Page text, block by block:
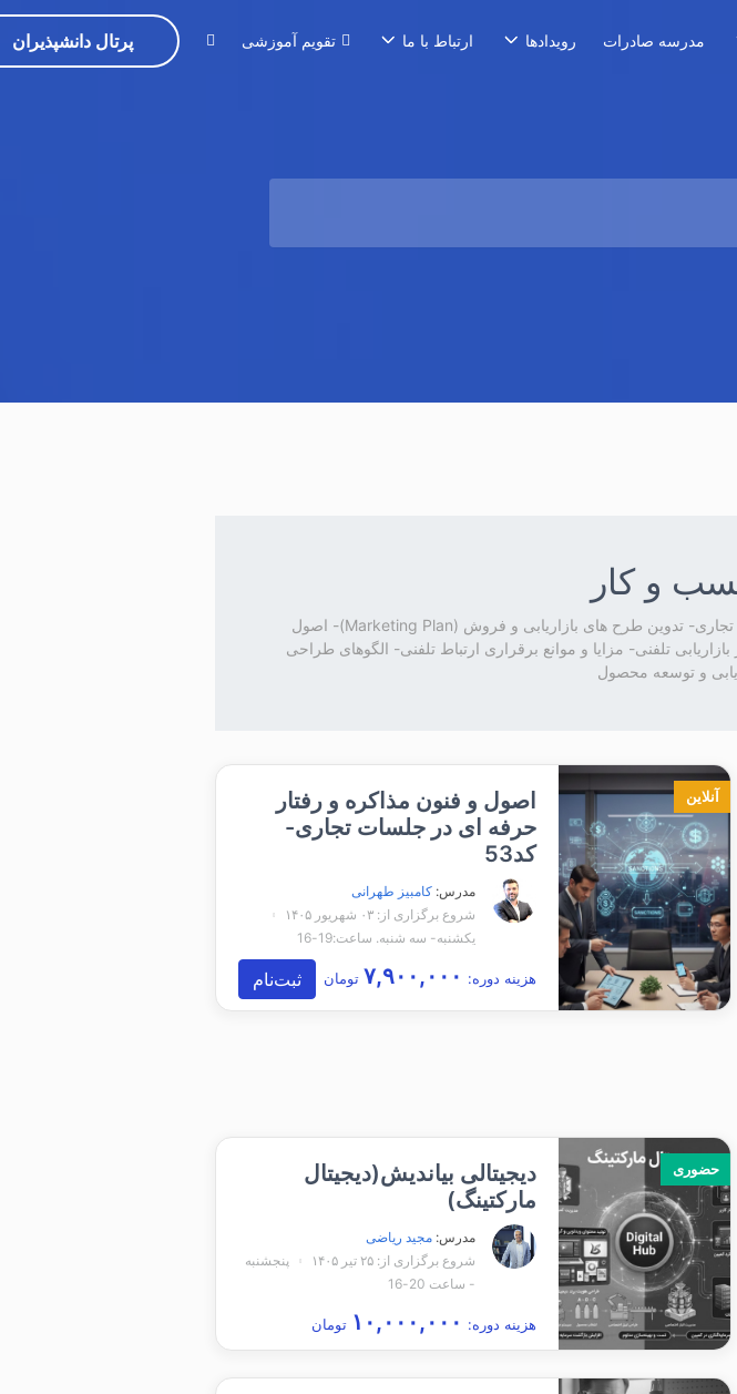
مدرسه صادرات رویدادها ارتباط با ما تقویم آموزشی پرتال دانشپذیران
و کار
اصول و فنون مذاکره و رفتار حرفه‌ای در جلسات تجاری- تدوین طرح های بازاریابی و فروش (Marketing Plan)- اصول
تلفنی- مزایا و موانع برقراری ارتباط تلفنی- الگوهای طراحی
و توسعه محصول
آنلاین
اصول و فنون مذاکره و رفتار
حرفه ای در جلسات تجاری-
کد53
مدرس: کامبیز طهرانی
شروع برگزاری از: ۰۳ شهریور ۱۴۰۵
یکشنبه- سه شنبه. ساعت:19-16
هزینه دوره: تومان ثبت‌نام
حضوری
دیجیتالی بیاندیش(دیجیتال
مارکتینگ)
مدرس: مجید ریاضی
شروع برگزاری از: ۲۵ تیر ۱۴۰۵
پنجشنبه
- ساعت 20-16
هزینه دوره: تومان